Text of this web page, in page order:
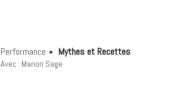
Performance Mythes et Recettes
Avec : Marion Sage